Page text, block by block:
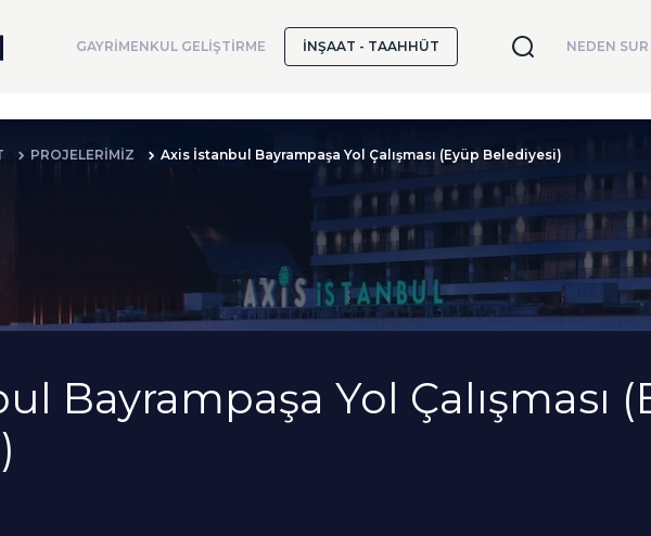
GAYRİMENKUL GELİŞTİRME İNŞAAT - TAAHHÜT NEDEN SUR
PROJELERİMİZ Axis İstanbul Bayrampaşa Yol Çalışması (Eyüp Belediyesi)
Bayrampaşa Yol Çalışması